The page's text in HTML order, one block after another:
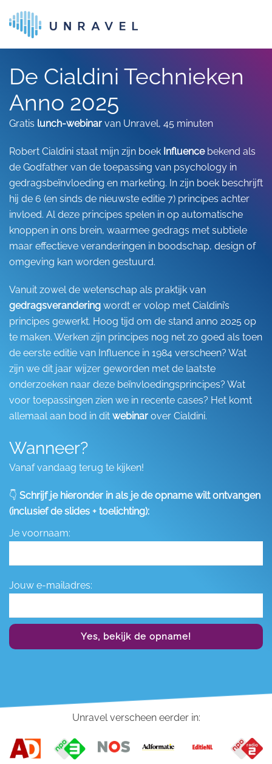
Skip to main content
De Cialdini Technieken
Anno 2025
Gratis lunch-webinar van Unravel, 45 minuten
Robert Cialdini staat mijn zijn boek Influencebekend als
de Godfather van de toepassing van psychology in
gedragsbeïnvloeding en marketing. In zijn boek beschrijft
hij de 6 (en sinds de nieuwste editie 7) principes achter
invloed. Al deze principes spelen in op automatische
knoppen in ons brein, waarmee gedrags met subtiele
maar effectieve veranderingen in boodschap, design of
omgeving kan worden gestuurd.
Vanuit zowel de wetenschap als praktijk van
gedragsverandering wordt er volop met Cialdini’s
principes gewerkt. Hoog tijd om de stand anno 2025 op
te maken. Werken zijn principes nog net zo goed als toen
de eerste editie van Influence in 1984 verscheen? Wat
zijn we dit jaar wijzer geworden met de laatste
onderzoeken naar deze beïnvloedingsprincipes? Wat
voor toepassingen zien we in recente cases? Het komt
allemaal aan bod in dit webinar over Cialdini.
Wanneer?
Vanaf vandaag terug te kijken!
👇 Schrijf je hieronder in als je de opname wilt ontvangen
(inclusief de slides + toelichting):
Je voornaam:
Jouw e-mailadres:
Yes, bekijk de opname!
Unravel verscheen eerder in: